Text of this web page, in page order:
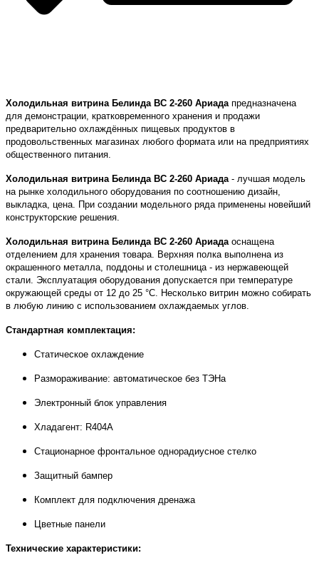
Холодильная витрина Белинда BС 2-260 Ариада предназначена
для демонстрации, кратковременного хранения и продажи
предварительно охлаждённых пищевых продуктов в
продовольственных магазинах любого формата или на предприятиях
общественного питания.
Холодильная витрина Белинда BС 2-260 Ариада - лучшая модель
на рынке холодильного оборудования по соотношению дизайн,
выкладка, цена. При создании модельного ряда применены новейший
конструкторские решения.
Холодильная витрина Белинда BС 2-260 Ариада оснащена
отделением для хранения товара. Верхняя полка выполнена из
окрашенного металла, поддоны и столешница - из нержавеющей
стали. Эксплуатация оборудования допускается при температуре
окружающей среды от 12 до 25 °C.
Несколько витрин можно собирать
в любую линию с использованием охлаждаемых углов.
Стандартная комплектация:
Статическое охлаждение
Размораживание: автоматическое без ТЭНа
Электронный блок управления
Хладагент: R404А
Стационарное фронтальное однорадиусное стелко
Защитный бампер
Комплект для подключения дренажа
Цветные панели
Технические характеристики: